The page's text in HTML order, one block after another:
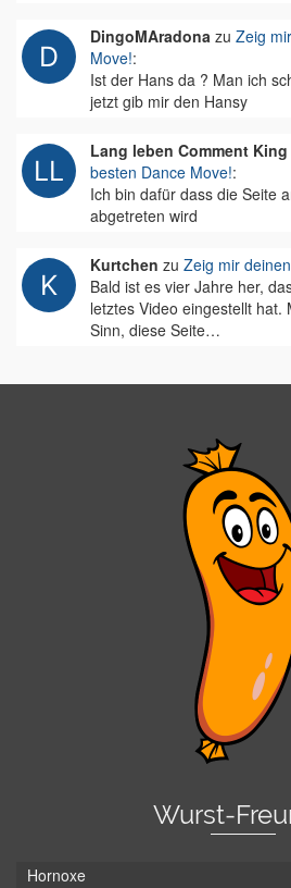
DingoMAradona zu Zeig
Move!:
Ist der Hans da ? Man ich
jetzt gib mir den Hansy
Lang leben Comment King
besten Dance Move!:
Ich bin dafür dass die Seite
abgetreten wird
Kurtchen zu Zeig mir
Bald ist es vier Jahre her,
letztes Video eingestellt hat.
Sinn, diese Seite…
Wurst-
Hornoxe